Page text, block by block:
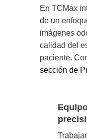
En TCMax
de un
imágenes
calidad del
paciente.
sección de